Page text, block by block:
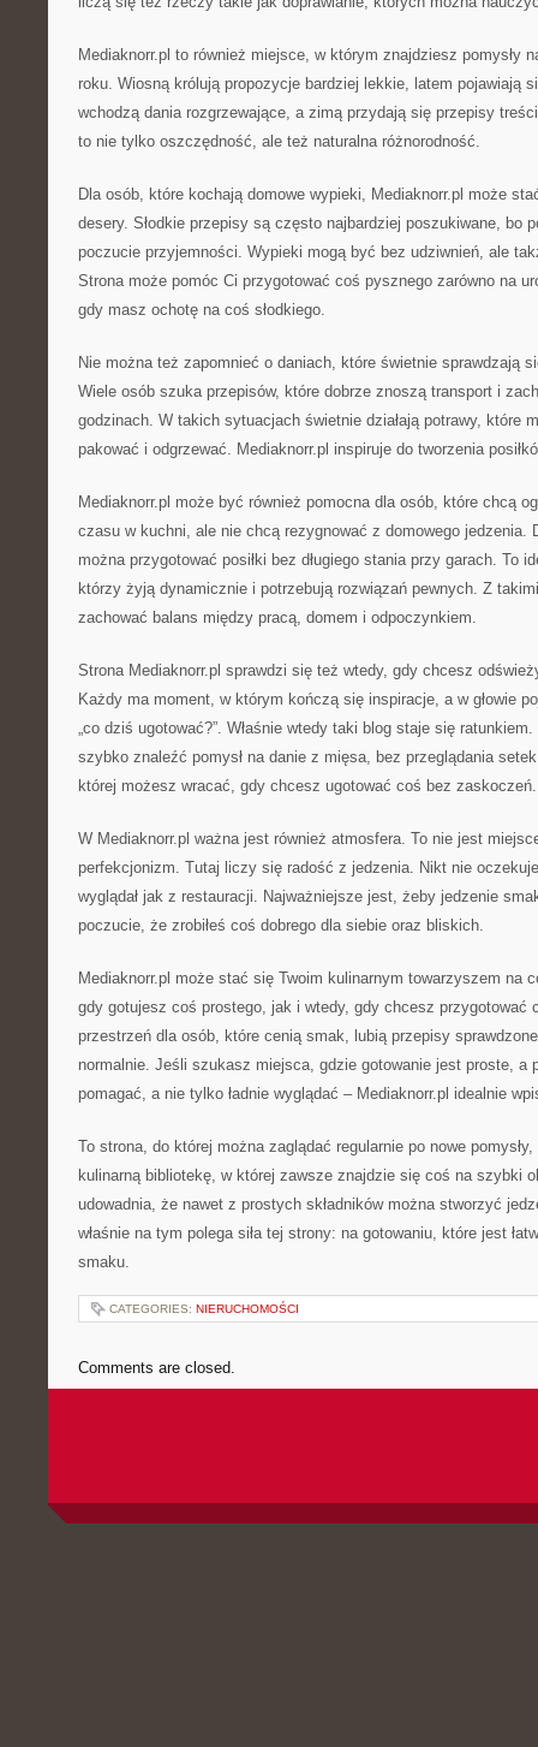
Mediaknorr.pl to również miejsce, w którym znajdziesz pomysły
roku. Wiosną królują propozycje bardziej lekkie, latem pojawiają
wchodzą dania rozgrzewające, a zimą przydają się przepisy
to nie tylko oszczędność, ale też naturalna różnorodność.
Dla osób, które kochają domowe wypieki, Mediaknorr.pl może
desery. Słodkie przepisy są często najbardziej poszukiwane, bo
poczucie przyjemności. Wypieki mogą być bez udziwnień, ale
Strona może pomóc Ci przygotować coś pysznego zarówno na
gdy masz ochotę na coś słodkiego.
Nie można też zapomnieć o daniach, które świetnie sprawdzają
Wiele osób szuka przepisów, które dobrze znoszą transport i
godzinach. W takich sytuacjach świetnie działają potrawy, które
pakować i odgrzewać. Mediaknorr.pl inspiruje do tworzenia
Mediaknorr.pl może być również pomocna dla osób, które chcą
czasu w kuchni, ale nie chcą rezygnować z domowego jedzenia.
można przygotować posiłki bez długiego stania przy garach. To
którzy żyją dynamicznie i potrzebują rozwiązań pewnych. Z
zachować balans między pracą, domem i odpoczynkiem.
Strona Mediaknorr.pl sprawdzi się też wtedy, gdy chcesz
Każdy ma moment, w którym kończą się inspiracje, a w głowie
„co dziś ugotować?”. Właśnie wtedy taki blog staje się
szybko znaleźć pomysł na danie z mięsa, bez przeglądania
której możesz wracać, gdy chcesz ugotować coś bez zaskoczeń.
W Mediaknorr.pl ważna jest również atmosfera. To nie jest
perfekcjonizm. Tutaj liczy się radość z jedzenia. Nikt nie
wyglądał jak z restauracji. Najważniejsze jest, żeby jedzenie
poczucie, że zrobiłeś coś dobrego dla siebie oraz bliskich.
Mediaknorr.pl może stać się Twoim kulinarnym towarzyszem na
gdy gotujesz coś prostego, jak i wtedy, gdy chcesz przygotować
przestrzeń dla osób, które cenią smak, lubią przepisy
normalnie. Jeśli szukasz miejsca, gdzie gotowanie jest proste, a
pomagać, a nie tylko ładnie wyglądać – Mediaknorr.pl idealnie
To strona, do której można zaglądać regularnie po nowe
kulinarną bibliotekę, w której zawsze znajdzie się coś na szybki
udowadnia, że nawet z prostych składników można stworzyć
właśnie na tym polega siła tej strony: na gotowaniu, które jest
smaku.
CATEGORIES: NIERUCHOMOŚCI
Comments are closed.